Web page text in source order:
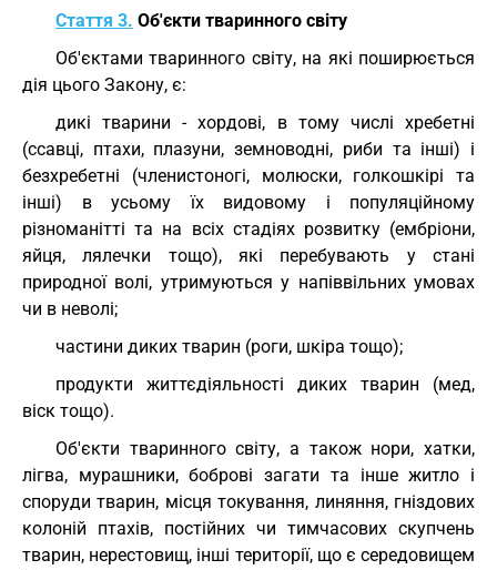
Стаття 3. Об'єкти тваринного світу
Об'єктами тваринного світу, на які поширюється
дія цього Закону, є:
дикі тварини - хордові, в тому числі хребетні
(ссавці, птахи, плазуни, земноводні, риби та інші) і
безхребетні (членистоногі, молюски, голкошкірі та
інші) в усьому їх видовому і популяційному
різноманітті та на всіх стадіях розвитку (ембріони,
яйця, лялечки тощо), які перебувають у стані
природної волі, утримуються у напіввільних умовах
чи в неволі;
частини диких тварин (роги, шкіра тощо);
продукти життєдіяльності диких тварин (мед,
віск тощо).
Об'єкти тваринного світу, а також нори, хатки,
лігва, мурашники, боброві загати та інше житло і
споруди тварин, місця токування, линяння, гніздових
колоній птахів, постійних чи тимчасових скупчень
тварин, нерестовищ, інші території, що є середовищем